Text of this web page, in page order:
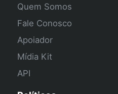
Quem Somos
Fale Conosco
Apoiador
Mídia Kit
API